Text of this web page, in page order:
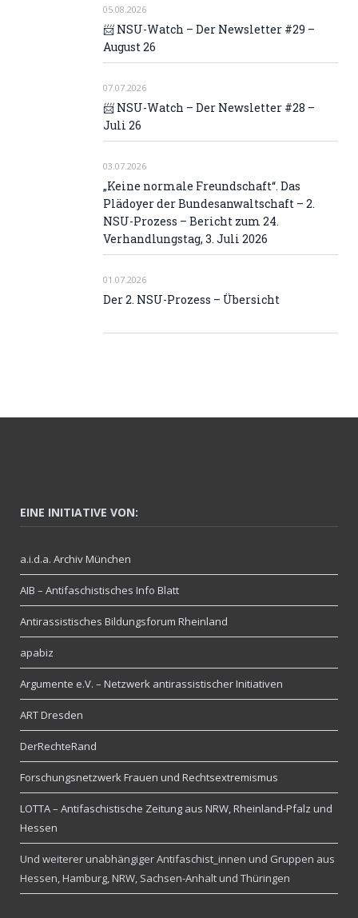
05.08.2026
📨 NSU-Watch – Der Newsletter #29 –
August 26
07.07.2026
📨 NSU-Watch – Der Newsletter #28 –
Juli 26
03.07.2026
„Keine normale Freundschaft“. Das
Plädoyer der Bundesanwaltschaft – 2.
NSU-Prozess – Bericht zum 24.
Verhandlungstag, 3. Juli 2026
01.07.2026
Der 2. NSU-Prozess – Übersicht
EINE INITIATIVE VON:
a.i.d.a. Archiv München
AIB – Antifaschistisches Info Blatt
Antirassistisches Bildungsforum Rheinland
apabiz
Argumente e.V. – Netzwerk antirassistischer Initiativen
ART Dresden
DerRechteRand
Forschungsnetzwerk Frauen und Rechtsextremismus
LOTTA – Antifaschistische Zeitung aus NRW, Rheinland-Pfalz und
Hessen
Und weiterer unabhängiger Antifaschist_innen und Gruppen aus
Hessen, Hamburg, NRW, Sachsen-Anhalt und Thüringen